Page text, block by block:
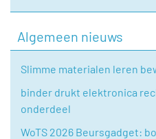
Algemeen nieuws
Slimme materialen leren
binder drukt elektronica
onderdeel
WoTS 2026 Beursgadget: